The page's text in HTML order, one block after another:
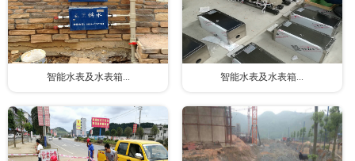
智能水表及水表箱... 智能水表及水表箱...